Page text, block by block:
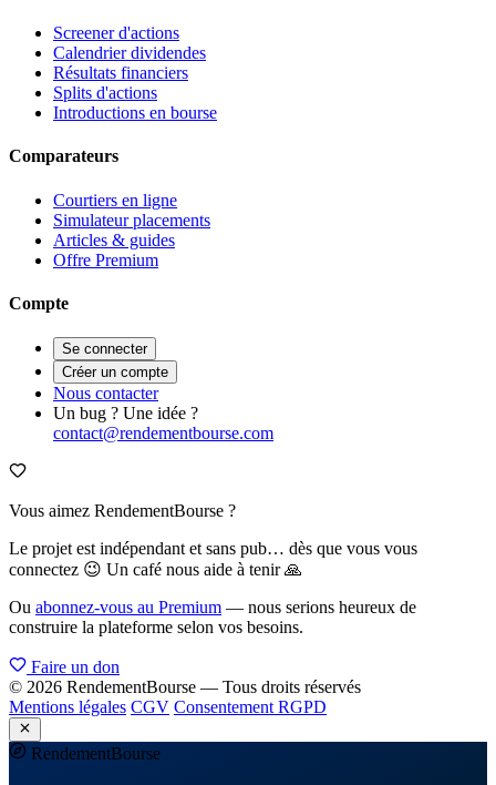
Screener d'actions
Calendrier dividendes
Résultats financiers
Splits d'actions
Introductions en bourse
Comparateurs
Courtiers en ligne
Simulateur placements
Articles & guides
Offre Premium
Compte
Se connecter
Créer un compte
Nous contacter
Un bug ? Une idée ?
contact@rendementbourse.com
Vous aimez RendementBourse ?
Le projet est indépendant et sans pub… dès que vous vous
connectez 😉 Un café nous aide à tenir 🙏
Ou abonnez-vous au Premium — nous serions heureux de
construire la plateforme selon vos besoins.
Faire un don
© 2026 RendementBourse — Tous droits réservés
Mentions légales CGV Consentement RGPD
RendementBourse